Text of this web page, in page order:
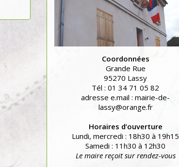
Coordonnées
Grande Rue
95270 Lassy
Tél : 01 34 71 05 82
adresse e.mail : mairie-de-
lassy@orange.fr
Horaires d’ouverture
Lundi, mercredi : 18h30 à 19h15
Samedi : 11h30 à 12h30
Le maire reçoit sur rendez-vous